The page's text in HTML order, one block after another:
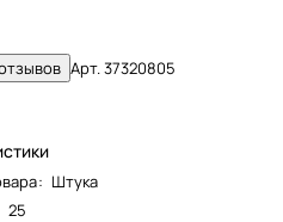
Арт.37320805
: Штука
25